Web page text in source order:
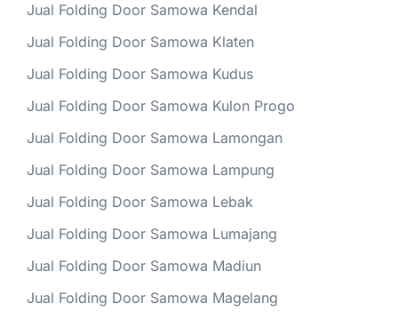
Jual Folding Door Samowa Kendal
Jual Folding Door Samowa Klaten
Jual Folding Door Samowa Kudus
Jual Folding Door Samowa Kulon Progo
Jual Folding Door Samowa Lamongan
Jual Folding Door Samowa Lampung
Jual Folding Door Samowa Lebak
Jual Folding Door Samowa Lumajang
Jual Folding Door Samowa Madiun
Jual Folding Door Samowa Magelang